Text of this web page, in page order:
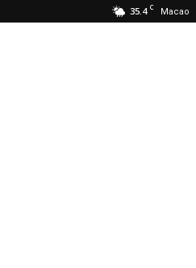
35.4 C Macao